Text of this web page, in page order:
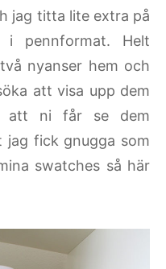
jag titta lite extra på
i pennformat. Helt
nyanser hem och
att visa upp dem
att ni får se dem
jag fick gnugga som
swatches så här